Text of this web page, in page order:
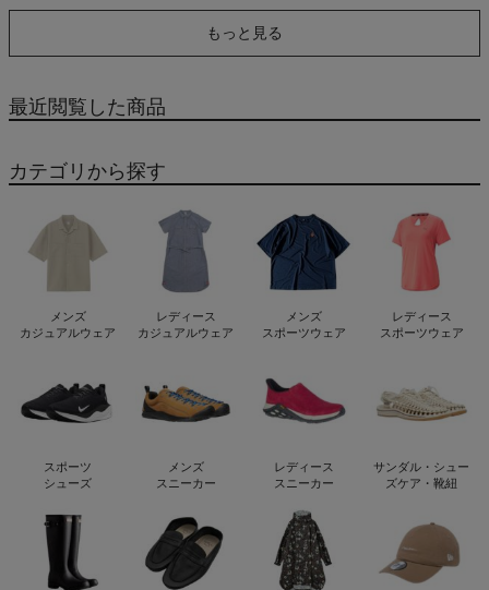
性 女性 Aquvii UMA
もっと見る
最近閲覧した商品
カテゴリから探す
メンズ
カジュアルウェア
レディース
カジュアルウェア
メンズ
スポーツウェア
レディース
スポーツウェア
スポーツ
シューズ
メンズ
スニーカー
レディース
スニーカー
サンダル・シュー
ズケア・靴紐